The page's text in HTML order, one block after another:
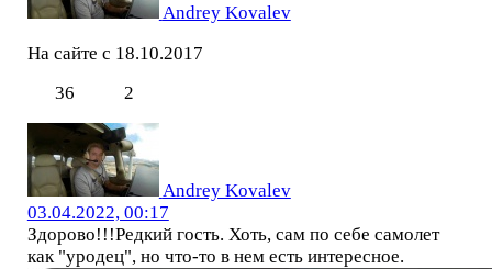
Andrey Kovalev
На сайте с 18.10.2017
36
2
Andrey Kovalev
03.04.2022, 00:17
Здорово!!!Редкий гость. Хоть, сам по себе самолет
как "уродец", но что-то в нем есть интересное.